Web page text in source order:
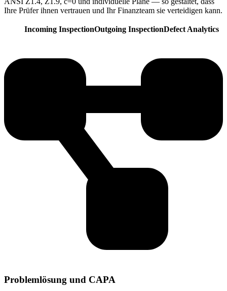
Ihre Prüfer ihnen vertrauen und Ihr Finanzteam sie verteidigen kann.
Incoming InspectionOutgoing InspectionDefect Analytics
Problemlösung und CAPA